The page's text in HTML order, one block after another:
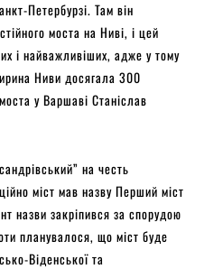
Петербурзі. Там він
моста на Ниві, і цей
і найважливіших, адже у тому
Ниви досягала 300
у Варшаві Станіслав
на честь
міст мав назву Перший міст
назви закріпився за спорудою
планувалося, що міст буде
Віденської та